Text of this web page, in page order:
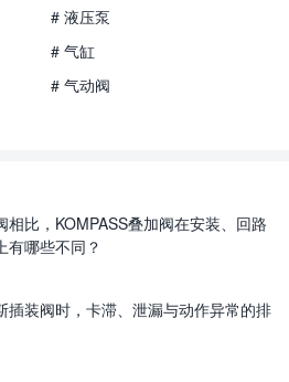
# 液压泵
# 气缸
# 气动阀
相比，KOMPASS叠加阀在安装、回路
有哪些不同？
插装阀时，卡滞、泄漏与动作异常的排